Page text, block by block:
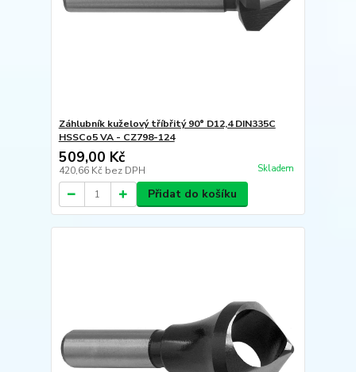
Záhlubník kuželový tříbřitý 90° D12,4 DIN335C
HSSCo5 VA - CZ798-124
509,00 Kč
420,66 Kč bez DPH Skladem
Přidat do košíku